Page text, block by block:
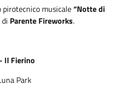
musicale“Notte di
Parente Fireworks.
Il Fierino
Park